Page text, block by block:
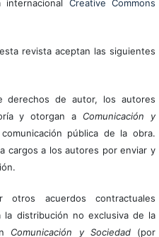
Creative Commons
revista aceptan las siguientes
derechos de autor, los autores
y otorgan a Comunicación y
pública de la obra.
cargos a los autores por enviar y
otros acuerdos contractuales
la distribución no exclusiva de la
Comunicación y Sociedad(por